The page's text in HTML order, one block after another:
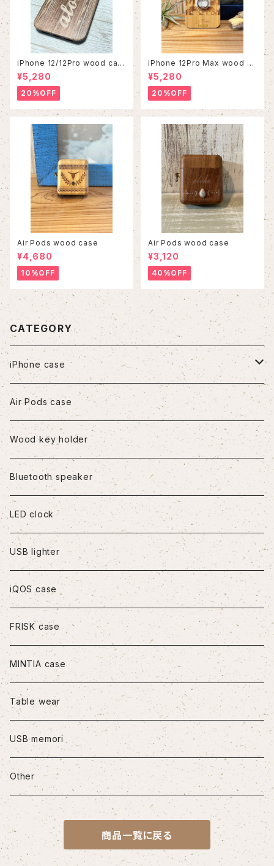
iPhone 12/12Pro wood cas
e
¥5,280
20%OFF
iPhone 12Pro Max wood ca
se
¥5,280
20%OFF
Air Pods wood case
¥4,680
10%OFF
Air Pods wood case
¥3,120
40%OFF
CATEGORY
iPhone case
iPhone7/8/SE2
iPhone8Plus
iPhoneX/XS
iPhoneXR
iPhoneXS Max
iPhone11
iPhone11Pro
iPhone11Pro Max
iPhone12/12Pro
iPhone12mini
iPhone12Pro Max
iPhone13
iPhone13Pro
Air Pods case
Wood key holder
Bluetooth speaker
LED clock
USB lighter
iQOS case
FRISK case
MINTIA case
Table wear
USB memori
Other
商品一覧に戻る